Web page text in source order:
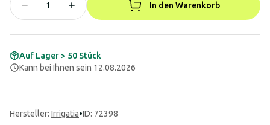
In den Warenkorb
Auf Lager > 50 Stück
Kann bei Ihnen sein 12.08.2026
Hersteller: Irrigatia•ID: 72398